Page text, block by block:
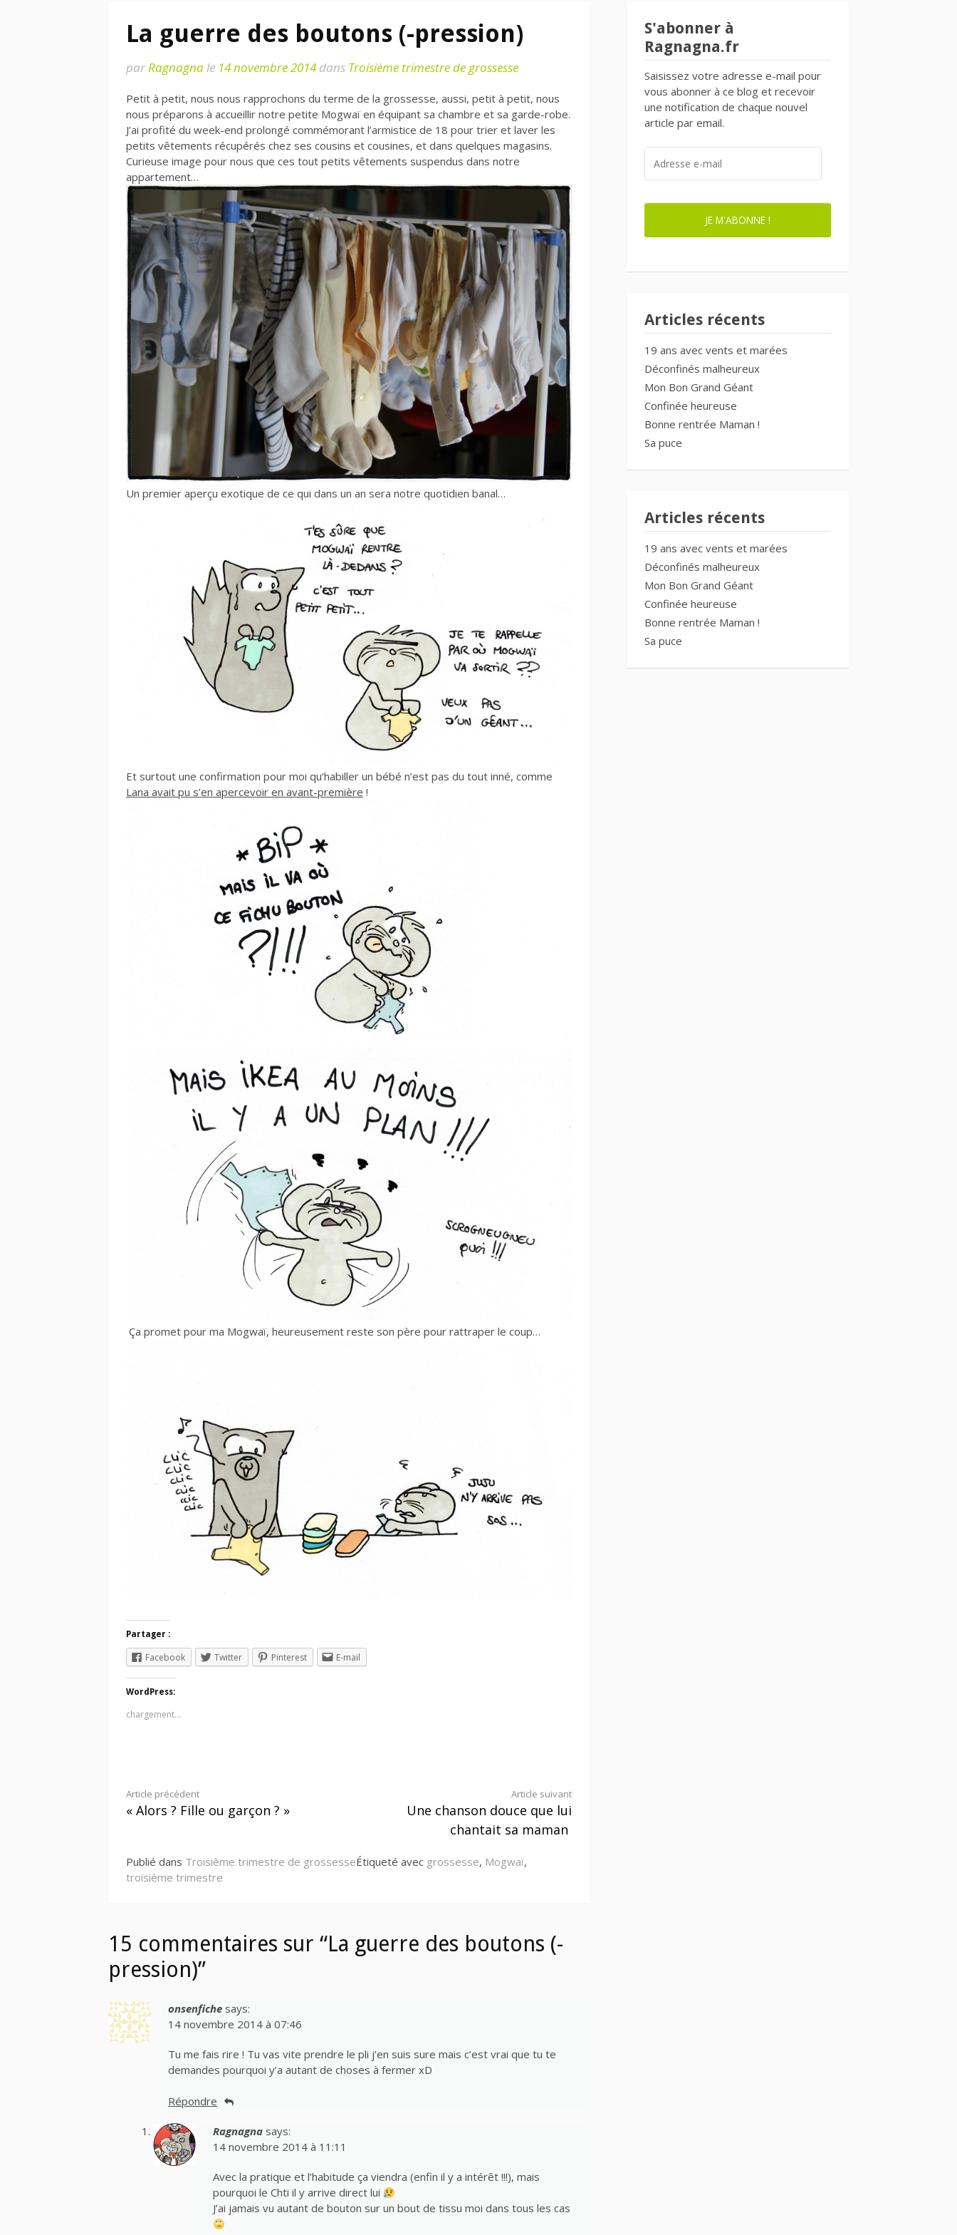
La guerre des boutons (-pression)
parRagnagnale 14 novembre 2014 dans Troisième trimestre de grossesse
Petit à petit, nous nous rapprochons du terme de la grossesse, aussi, petit à petit, nous
nous préparons à accueillir notre petite Mogwaï en équipant sa chambre et sa garde-robe.
J’ai profité du week-end prolongé commémorant l’armistice de 18 pour trier et laver les
petits vêtements récupérés chez ses cousins et cousines, et dans quelques magasins.
Curieuse image pour nous que ces tout petits vêtements suspendus dans notre
appartement…
Un premier aperçu exotique de ce qui dans un an sera notre quotidien banal…
Et surtout une confirmation pour moi qu’habiller un bébé n’est pas du tout inné, comme
Lana avait pu s’en apercevoir en avant-première !
Ça promet pour ma Mogwaï, heureusement reste son père pour rattraper le coup…
Partager :
Facebook Twitter Pinterest E-mail
WordPress:
chargement…
Lire
Article précédent
« Alors ? Fille ou garçon ? »
Article suivant
Une chanson douce que lui
chantait sa maman
Publié dans Troisième trimestre de grossesseÉtiqueté avec grossesse, Mogwaï,
troisième trimestre
15 commentaires sur “La guerre des boutons (-
pression)”
onsenfiche says:
14 novembre 2014 à 07:46
Tu me fais rire ! Tu vas vite prendre le pli j’en suis sure mais c’est vrai que tu te
demandes pourquoi y’a autant de choses à fermer xD
Répondre
Ragnagna says:
14 novembre 2014 à 11:11
Avec la pratique et l’habitude ça viendra (enfin il y a intérêt !!!), mais
pourquoi le Chti il y arrive direct lui
J’ai jamais vu autant de bouton sur un bout de tissu moi dans tous les cas
S'abonner à
Ragnagna.fr
Saisissez votre adresse e-mail pour
vous abonner à ce blog et recevoir
une notification de chaque nouvel
article par email.
MAIL
JE M'ABONNE !
Articles récents
19 ans avec vents et marées
Déconfinés malheureux
Mon Bon Grand Géant
Confinée heureuse
Bonne rentrée Maman !
Sa puce
Articles récents
19 ans avec vents et marées
Déconfinés malheureux
Mon Bon Grand Géant
Confinée heureuse
Bonne rentrée Maman !
Sa puce